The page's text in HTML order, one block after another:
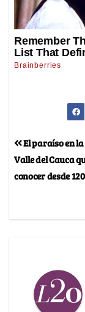
El paraíso en la
Valle del Cauca
conocer desde